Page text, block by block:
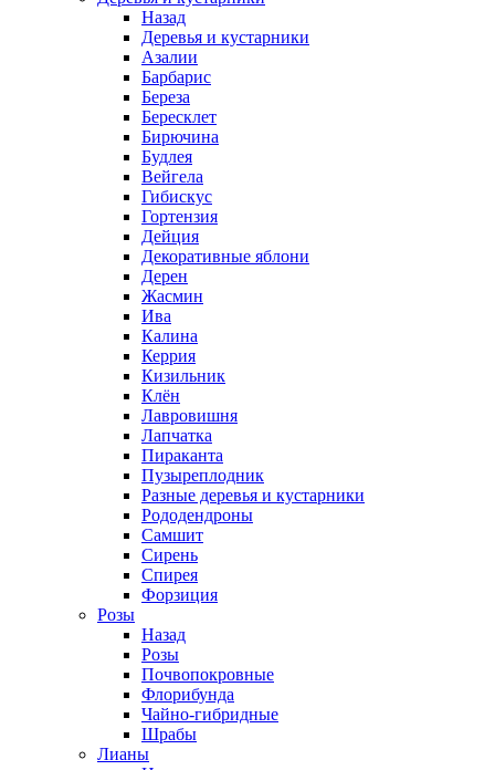
Назад
Деревья и кустарники
Азалии
Барбарис
Береза
Бересклет
Бирючина
Будлея
Вейгела
Гибискус
Гортензия
Дейция
Декоративные яблони
Дерен
Жасмин
Ива
Калина
Керрия
Кизильник
Клён
Лавровишня
Лапчатка
Пираканта
Пузыреплодник
Разные деревья и кустарники
Рододендроны
Самшит
Сирень
Спирея
Форзиция
Розы
Назад
Розы
Почвопокровные
Флорибунда
Чайно-гибридные
Шрабы
Лианы